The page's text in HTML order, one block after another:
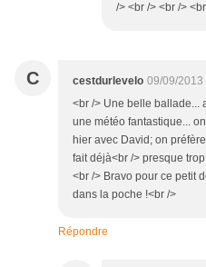
/> <br /> <br />
C cestdurlevelo 09/09/2013
<br /> Une belle ballade...
une météo fantastique...
hier avec David; on
fait déjà<br /> presque
<br /> Bravo pour ce petit
dans la poche !<br />
Répondre